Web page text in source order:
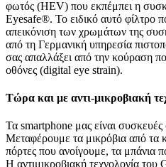
φωτός (HEV) που εκπέμπει η
Eyesafe®. Το ειδικό αυτό φίλτρο
απεικόνιση των χρωμάτων της
από τη Γερμανική υπηρεσία
σας απαλλάξει από την κούραση
οθόνες (digital eye strain).
Τώρα και με αντι-μικροβιακή
Τα smartphone μας είναι
Μεταφέρουμε τα μικρόβια από τα
πόρτες που ανοίγουμε, τα μπάνια
Η αντιμικροβιακή τεχνολογία